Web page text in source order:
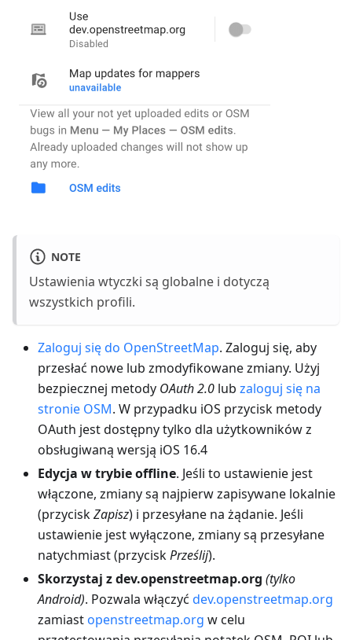
NOTE
Ustawienia wtyczki są globalne i dotyczą
wszystkich profili.
Zaloguj się do OpenStreetMap. Zaloguj się, aby
przesłać nowe lub zmodyfikowane zmiany. Użyj
bezpiecznej metody OAuth 2.0 lub zaloguj się na
stronie OSM. W przypadku iOS przycisk metody
OAuth jest dostępny tylko dla użytkowników z
obsługiwaną wersją iOS 16.4
Edycja w trybie offline. Jeśli to ustawienie jest
włączone, zmiany są najpierw zapisywane lokalnie
(przyciskZapisz) i przesyłane na żądanie. Jeśli
ustawienie jest wyłączone, zmiany są przesyłane
natychmiast (przyciskPrześlij).
Skorzystaj z dev.openstreetmap.org (tylko
Android). Pozwala włączyć dev.openstreetmap.org
zamiast openstreetmap.org w celu